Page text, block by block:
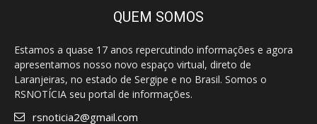
QUEM SOMOS
Estamos a quase 17 anos repercutindo informações e agora
apresentamos nosso novo espaço virtual, direto de
Laranjeiras, no estado de Sergipe e no Brasil. Somos o
RSNOTÍCIA seu portal de informações.
rsnoticia2@gmail.com